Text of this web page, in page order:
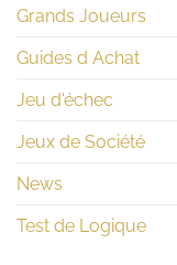
Grands Joueurs
Guides d Achat
Jeu d'échec
Jeux de Société
News
Test de Logique